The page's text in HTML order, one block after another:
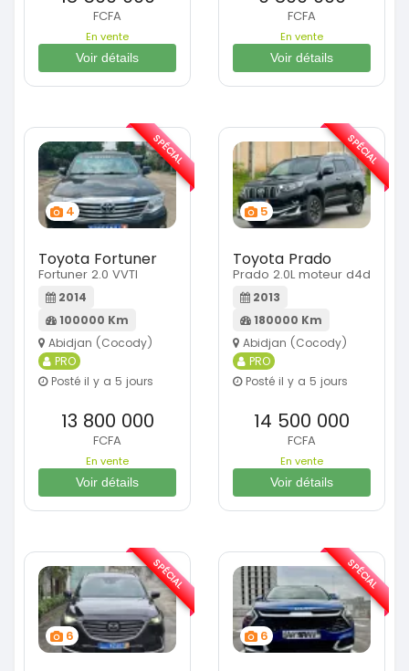
FCFA
En vente
Voir détails
FCFA
En vente
Voir détails
4
Toyota Fortuner
Fortuner 2.0 VVTI
2014
100000 Km
Abidjan (Cocody)
PRO
Posté il y a 5 jours
13 800 000
FCFA
En vente
Voir détails
SPÉCIAL
5
Toyota Prado
Prado 2.0L moteur d4d
2013
180000 Km
Abidjan (Cocody)
PRO
Posté il y a 5 jours
14 500 000
FCFA
En vente
Voir détails
SPÉCIAL
6
SPÉCIAL
6
SPÉCIAL